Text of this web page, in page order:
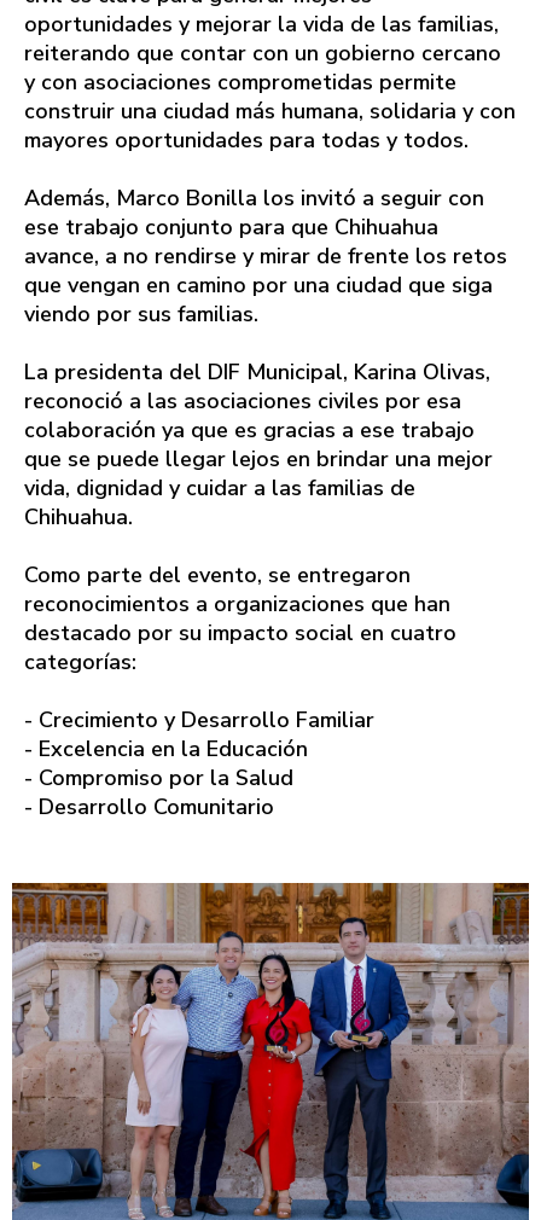
oportunidades y mejorar la vida de las familias,
reiterando que contar con un gobierno cercano
y con asociaciones comprometidas permite
construir una ciudad más humana, solidaria y con
mayores oportunidades para todas y todos.
Además, Marco Bonilla los invitó a seguir con
ese trabajo conjunto para que Chihuahua
avance, a no rendirse y mirar de frente los retos
que vengan en camino por una ciudad que siga
viendo por sus familias.
La presidenta del DIF Municipal, Karina Olivas,
reconoció a las asociaciones civiles por esa
colaboración ya que es gracias a ese trabajo
que se puede llegar lejos en brindar una mejor
vida, dignidad y cuidar a las familias de
Chihuahua.
Como parte del evento, se entregaron
reconocimientos a organizaciones que han
destacado por su impacto social en cuatro
categorías:
- Crecimiento y Desarrollo Familiar
- Excelencia en la Educación
- Compromiso por la Salud
- Desarrollo Comunitario